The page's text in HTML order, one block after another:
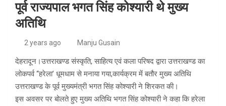
पूर्व राज्यपाल भगत सिंह कोश्यारी थे मुख्य
अतिथि
2 years ago Manju Gusain
देहरादून।उत्तराखण्ड संस्कृति, साहित्य एवं कला परिषद द्वारा उत्तराखण्ड का
लोकपर्व ‘‘हरेला’ धूमधाम से मनाया गया,कार्यक्रम में बतौर मुख्य अतिथि
उत्तराखण्ड के पूर्व मुख्यमंत्री भगत सिंह कोश्यारी ने शिरकत की।
इस अवसर पर बोलते हुए मुख्य अतिथि भगत सिंह कोश्यारी ने कहा कि हरेला